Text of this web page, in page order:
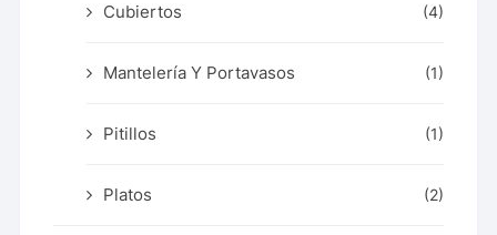
Cubiertos (4)
Mantelería Y Portavasos (1)
Pitillos (1)
Platos (2)